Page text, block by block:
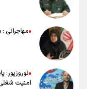
خلعتبری: جای دو سه نفر در
نسل دارد/ دوست دارم
شاهرخی: اندازه
سرنوشت صعود را به
عالمی: جام جهانی از مرحله
نقد وجود دارد
مهاجرانی :
نوروزپور:
امنیت